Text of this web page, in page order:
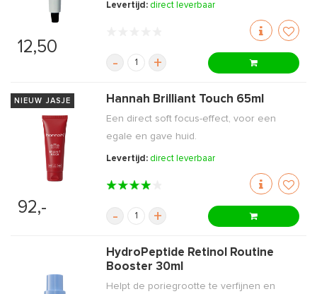
12,50
Levertijd: direct leverbaar
- +
NIEUW JASJE
92,-
Hannah Brilliant Touch 65ml
Een direct soft focus-effect, voor een
egale en gave huid.
Levertijd: direct leverbaar
- +
HydroPeptide Retinol Routine
Booster 30ml
Helpt de poriegrootte te verfijnen en